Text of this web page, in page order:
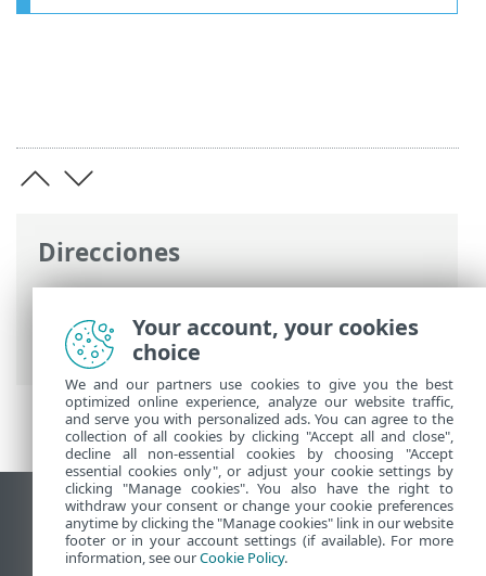
Direcciones
Ayuda en línea de ESET>ESET Endpoint
Security >Especificaciones > Requisitos
del sistema
Ver sitio para ordenador
End of Life
Your account, your cookies
choice
We and our partners use cookies to give you the best
optimized online experience, analyze our website traffic,
and serve you with personalized ads. You can agree to the
collection of all cookies by clicking "Accept all and close",
decline all non-essential cookies by choosing "Accept
essential cookies only", or adjust your cookie settings by
clicking "Manage cookies". You also have the right to
withdraw your consent or change your cookie preferences
anytime by clicking the "Manage cookies" link in our website
footer or in your account settings (if available). For more
information, see ourCookie Policy.